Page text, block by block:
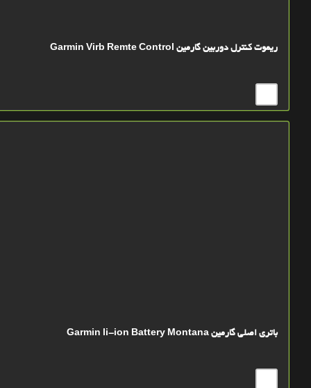
ریموت کنترل دوربین گارمین Garmin Virb Remte Control
باتري اصلي گارمین Garmin li-ion Battery Montana